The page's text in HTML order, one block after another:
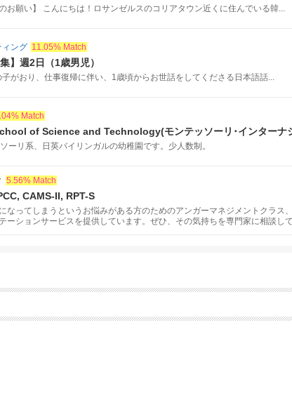
お願い】 こんにちは！ロサンゼルスのコリアタウン近くに住んでいる韓...
ィング 11.05% Match
】週2日（1歳男児）
がおり、仕事復帰に伴い、1歳頃からお世話をしてくださる日本語話...
Match
of Science and Technology(モンテッソーリ･インターナ
ーリ系、日英バイリンガルの幼稚園です。少人数制。
5.56% Match
CAMS-II, RPT-S
なってしまうというお悩みがある方のためのアンガーマネジメントクラス
ーションサービスを提供しています。ぜひ、その気持ちを専門家に相談し